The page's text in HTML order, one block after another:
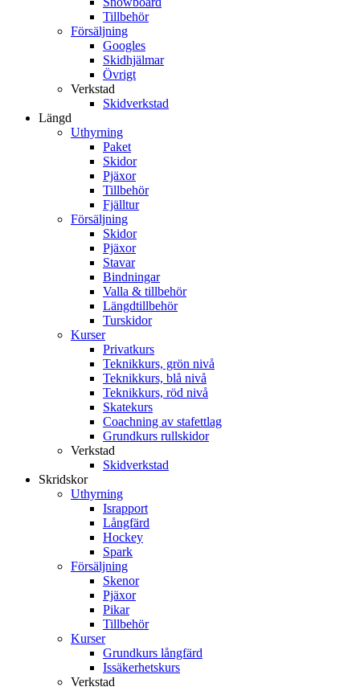
Tillbehör
Försäljning
Googles
Skidhjälmar
Övrigt
Verkstad
Skidverkstad
Längd
Uthyrning
Paket
Skidor
Pjäxor
Tillbehör
Fjälltur
Försäljning
Skidor
Pjäxor
Stavar
Bindningar
Valla & tillbehör
Längdtillbehör
Turskidor
Kurser
Privatkurs
Teknikkurs, grön nivå
Teknikkurs, blå nivå
Teknikkurs, röd nivå
Skatekurs
Coachning av stafettlag
Grundkurs rullskidor
Verkstad
Skidverkstad
Skridskor
Uthyrning
Israpport
Långfärd
Hockey
Spark
Försäljning
Skenor
Pjäxor
Pikar
Tillbehör
Kurser
Grundkurs långfärd
Issäkerhetskurs
Verkstad